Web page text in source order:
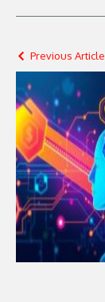
Previous Article